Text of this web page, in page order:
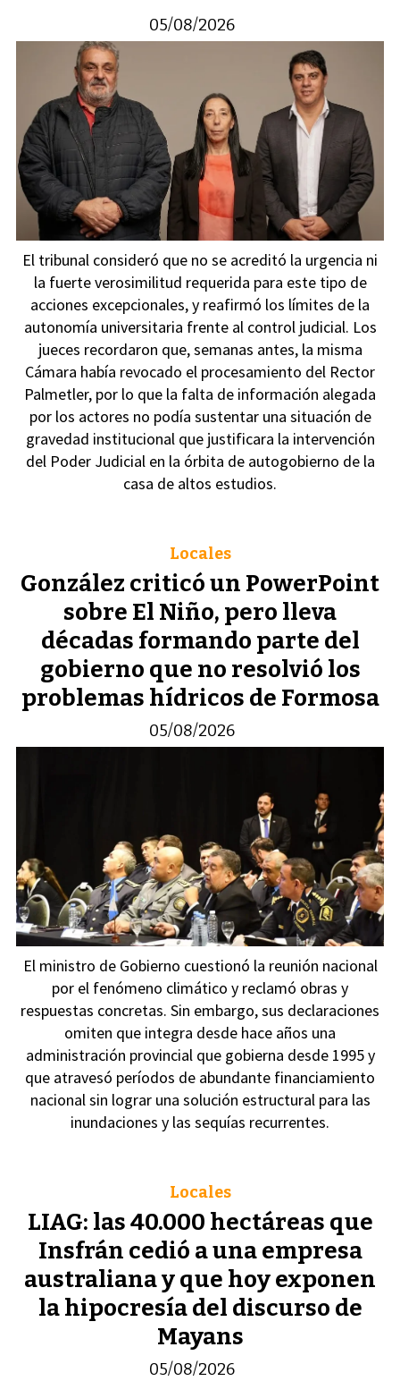
05/08/2026
El tribunal consideró que no se acreditó la urgencia ni
la fuerte verosimilitud requerida para este tipo de
acciones excepcionales, y reafirmó los límites de la
autonomía universitaria frente al control judicial. Los
jueces recordaron que, semanas antes, la misma
Cámara había revocado el procesamiento del Rector
Palmetler, por lo que la falta de información alegada
por los actores no podía sustentar una situación de
gravedad institucional que justificara la intervención
del Poder Judicial en la órbita de autogobierno de la
casa de altos estudios.
González criticó un PowerPoint
sobre El Niño, pero lleva
décadas formando parte del
gobierno que no resolvió los
problemas hídricos de Formosa
Locales
05/08/2026
El ministro de Gobierno cuestionó la reunión nacional
por el fenómeno climático y reclamó obras y
respuestas concretas. Sin embargo, sus declaraciones
omiten que integra desde hace años una
administración provincial que gobierna desde 1995 y
que atravesó períodos de abundante financiamiento
nacional sin lograr una solución estructural para las
inundaciones y las sequías recurrentes.
LIAG: las 40.000 hectáreas que
Insfrán cedió a una empresa
australiana y que hoy exponen
la hipocresía del discurso de
Mayans
Locales
05/08/2026